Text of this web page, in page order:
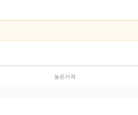
높은가격